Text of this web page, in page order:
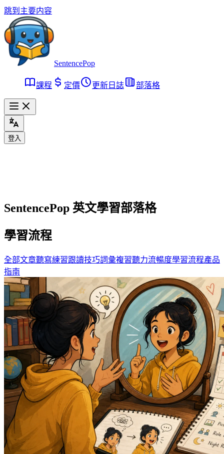
跳到主要内容
SentencePop
課程 定價 更新日誌 部落格
登入
SentencePop 英文學習部落格
學習流程
全部文章聽寫練習跟讀技巧詞彙複習聽力流暢度學習流程產品
指南